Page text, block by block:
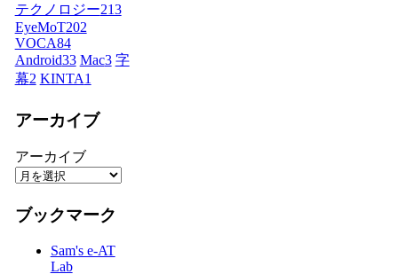
テクノロジー213
EyeMoT202
VOCA84
Android33 Mac3 字
幕2 KINTA1
アーカイブ
アーカイブ
ブックマーク
Sam's e-AT
Lab